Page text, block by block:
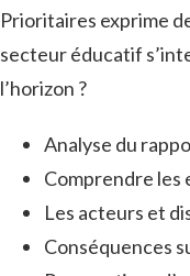
Prioritaires exprime
secteur éducatif
l’horizon ?
Analyse du
Comprendre les
Les acteurs et
Conséquences